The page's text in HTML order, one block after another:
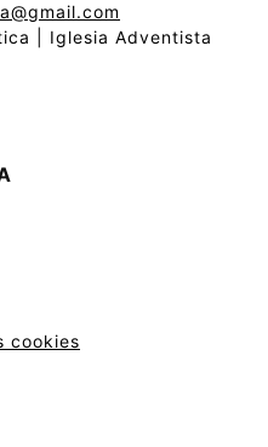
| Iglesia Adventista
cookies